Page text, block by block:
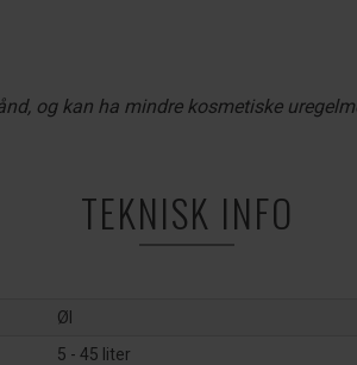
og kan ha mindre kosmetiske
TEKNISK INFO
Øl
5 - 45 liter